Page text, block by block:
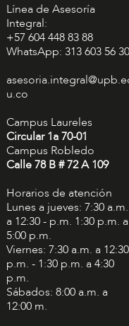
Línea de Asesoría
Integral:
+57 604 448 83 88
WhatsApp: 313 603 56 30
u.co
Campus Laureles
Circular 1a 70-01
Campus Robledo
Calle 78 B # 72 A 109
Horarios de atención
Lunes a jueves: 7:30 a.m.
a 12:30 - p.m. 1:30 p.m. a
5:00 p.m.
Viernes: 7:30 a.m. a 12:30
p.m. - 1:30 p.m. a 4:30
p.m.
Sábados: 8:00 a.m. a
12:00 m.